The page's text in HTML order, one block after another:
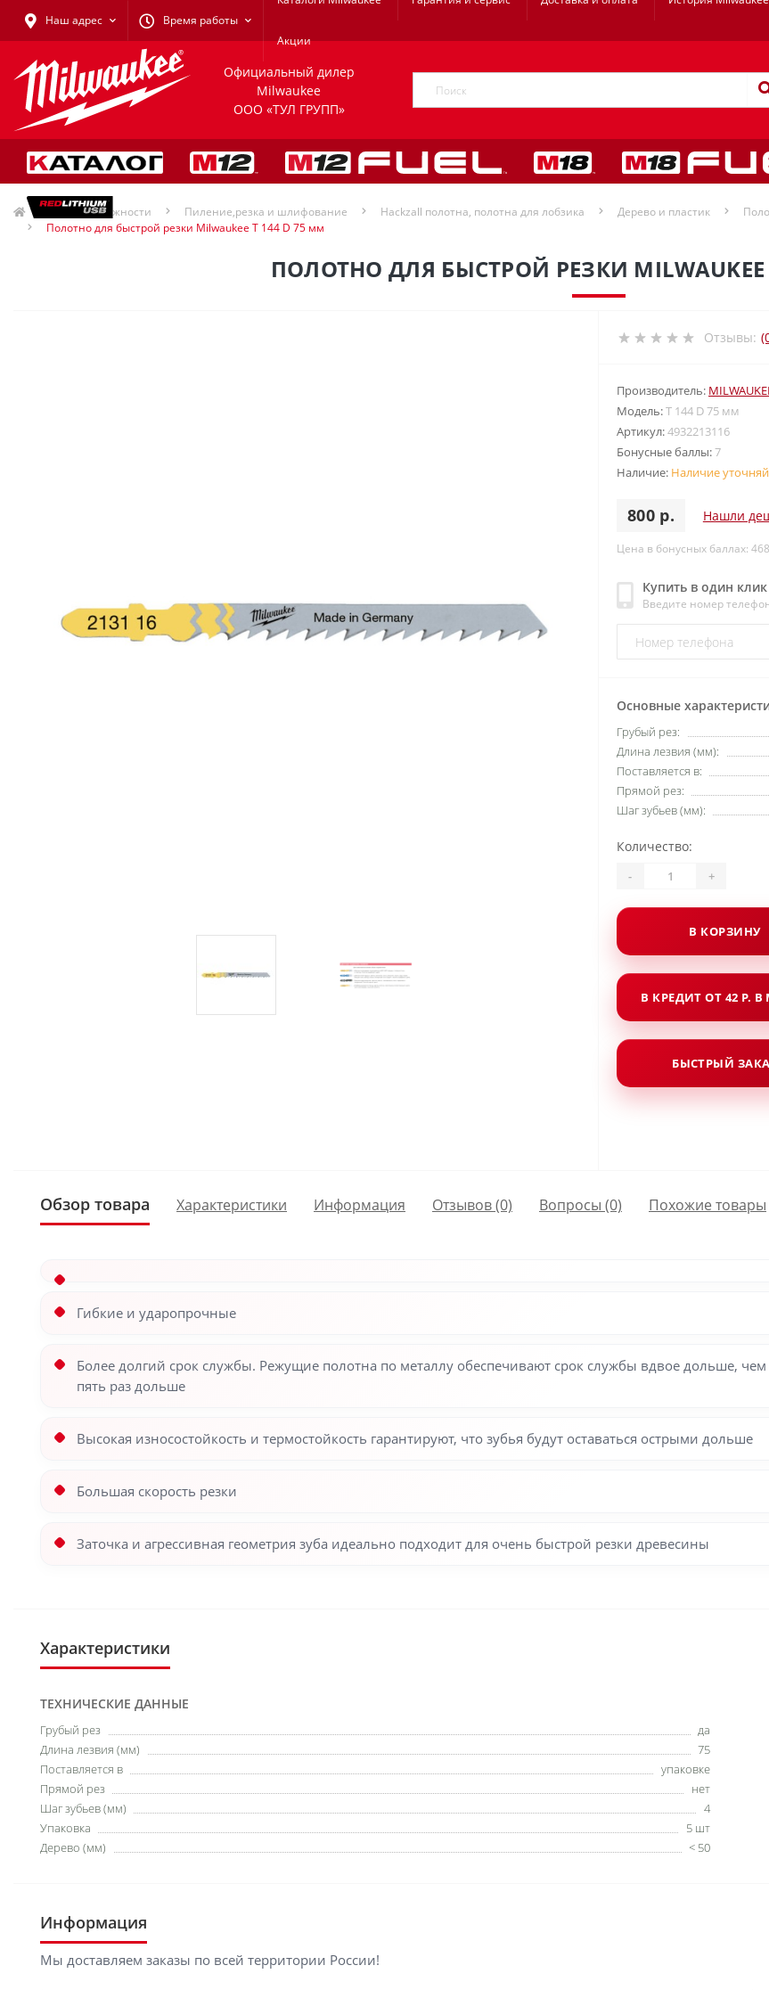
Наш адрес Время работы
Акции
Официальный дилер
Milwaukee
ООО «ТУЛ ГРУПП»
Принадлежности Пиление,резка и шлифование Hackzall полотна, полотна для лобзика Дерево и пластик
Полотно для быстрой резки Milwaukee T 144 D 75 мм
ПОЛОТНО ДЛЯ БЫСТРОЙ РЕЗКИ MILWAUKEE
Отзывы:
Производитель:
Модель:T 144 D 75 мм
Артикул:4932213116
Бонусные баллы:7
Наличие: Наличие
800 р. Нашли
Цена в бонусных баллах: 468
Купить в один клик
Введите номер
Основные
Грубый рез:
Длина лезвия (мм):
Поставляется в:
Прямой рез:
Шаг зубьев (мм):
Количество:
- +
В КОРЗИНУ
В КРЕДИТ ОТ 42 Р. В
БЫСТРЫЙ
Обзор товара Характеристики Информация Отзывов (0) Вопросы (0) Похожие товары
Гибкие и ударопрочные
Более долгий срок службы. Режущие полотна по металлу обеспечивают срок службы вдвое дольше,
пять раз дольше
Высокая износостойкость и термостойкость гарантируют, что зубья будут оставаться острыми дольше
Большая скорость резки
Заточка и агрессивная геометрия зуба идеально подходит для очень быстрой резки древесины
Характеристики
ТЕХНИЧЕСКИЕ ДАННЫЕ
Грубый рез
да
Длина лезвия (мм)
75
Поставляется в
упаковке
Прямой рез
нет
Шаг зубьев (мм)
4
Упаковка
5 шт
Дерево (мм)
< 50
Информация
Мы доставляем заказы по всей территории России!